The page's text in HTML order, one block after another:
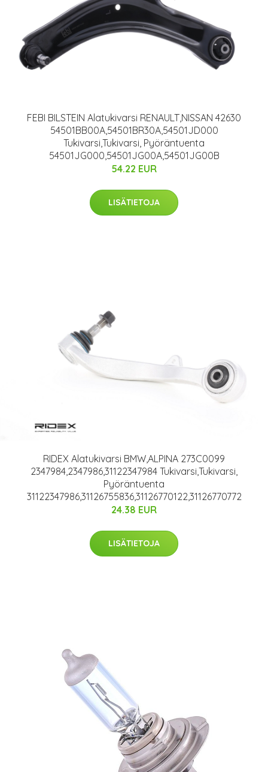
FEBI BILSTEIN Alatukivarsi RENAULT,NISSAN 42630
54501BB00A,54501BR30A,54501JD000
Tukivarsi,Tukivarsi, Pyöräntuenta
54501JG000,54501JG00A,54501JG00B
54.22 EUR
LISÄTIETOJA
RIDEX Alatukivarsi BMW,ALPINA 273C0099
2347984,2347986,31122347984 Tukivarsi,Tukivarsi,
Pyöräntuenta
31122347986,31126755836,31126770122,31126770772
24.38 EUR
LISÄTIETOJA